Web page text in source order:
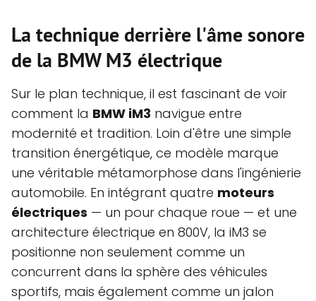
La technique derrière l'âme sonore
de la BMW M3 électrique
Sur le plan technique, il est fascinant de voir
comment la BMW iM3 navigue entre
modernité et tradition. Loin d'être une simple
transition énergétique, ce modèle marque
une véritable métamorphose dans l'ingénierie
automobile. En intégrant quatre moteurs
électriques — un pour chaque roue — et une
architecture électrique en 800V, la iM3 se
positionne non seulement comme un
concurrent dans la sphère des véhicules
sportifs, mais également comme un jalon